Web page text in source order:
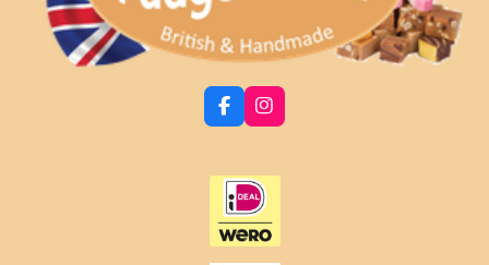
F
a
b
o
o
k
I
n
a
g
r
a
m